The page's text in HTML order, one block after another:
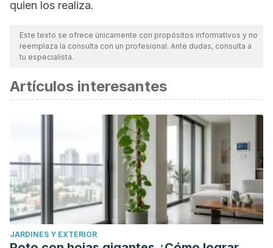
quien los realiza.
Este texto se ofrece únicamente con propósitos informativos y no
reemplaza la consulta con un profesional. Ante dudas, consulta a
tu especialista.
Artículos interesantes
JARDINES Y EXTERIOR